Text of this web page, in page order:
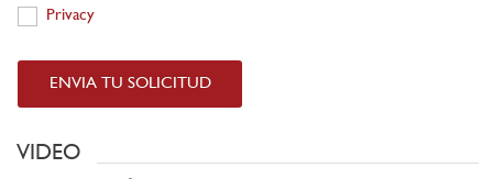
Privacy
Privacy
ENVIA TU SOLICITUD
VIDEO